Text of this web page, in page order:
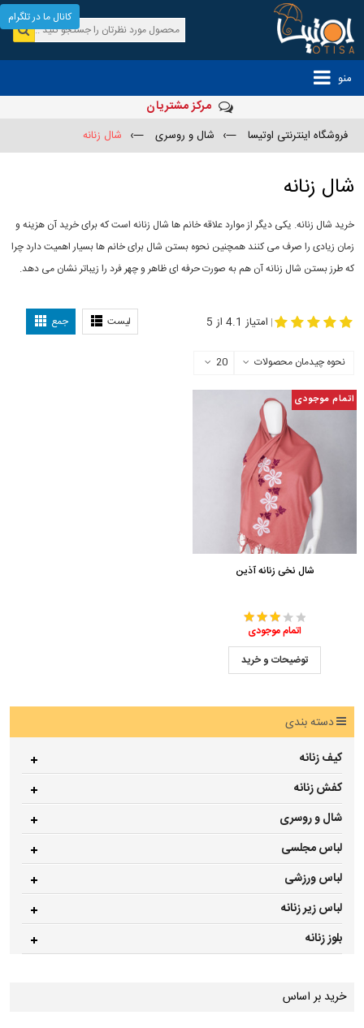
منو
مرکز مشتریان
فروشگاه اینترنتی اوتیسا —› شال و روسری —› شال زنانه
شال زنانه
خرید شال زنانه. یکی دیگر از موارد علاقه خانم ها شال زنانه است که برای خرید آن هزینه و
زمان زیادی را صرف می کنند همچنین نحوه بستن شال برای خانم ها بسیار اهمیت دارد چرا
که طرز بستن شال زنانه آن هم به صورت حرفه ای ظاهر و چهر فرد را زیباتر نشان می دهد.
لیست جمع | امتیاز 4.1 از 5
نحوه چیدمان محصولات 20
اتمام موجودی
شال نخی زنانه آذین
اتمام موجودی
توضیحات و خرید
دسته بندی
کیف زنانه
کفش زنانه
شال و روسری
لباس مجلسی
لباس ورزشی
لباس زیر زنانه
بلوز زنانه
خرید بر اساس
کانال ما در تلگرام